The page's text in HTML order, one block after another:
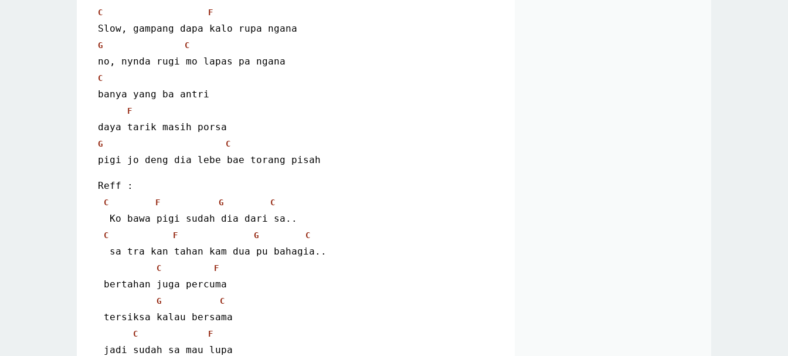
C F
Slow, gampang dapa kalo rupa ngana
G C
no, nynda rugi mo lapas pa ngana
C
banya yang ba antri
F
daya tarik masih porsa
G C
pigi jo deng dia lebe bae torang pisah
Reff :
C F G C
  Ko bawa pigi sudah dia dari sa..
C F G C
  sa tra kan tahan kam dua pu bahagia..
C F
bertahan juga percuma
G C
tersiksa kalau bersama
C F
jadi sudah sa mau lupa